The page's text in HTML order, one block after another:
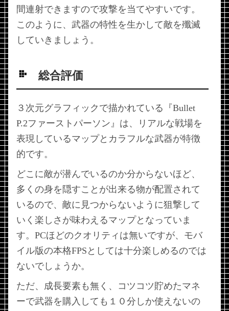
間連射できますので攻撃を当てやすいです。
このように、武器の特性を生かして敵を殲滅
していきましょう。
総合評価
３次元グラフィックで描かれている『Bullet
P.2ファーストパーソン』は、リアルな戦場を
表現しているマップとカラフルな武器が特徴
的です。
どこに敵が潜んでいるのか分からないほど、
多くの身を隠すことが出来る物が配置されて
いるので、敵に見つからないように狙撃して
いく楽しさが味わえるマップとなっていま
す。PCほどのクオリティは無いですが、モバ
イル版の本格FPSとしては十分楽しめるのでは
ないでしょうか。
ただ、成長要素も無く、コツコツ貯めたマネ
ーで武器を購入しても１０分しか使えないの